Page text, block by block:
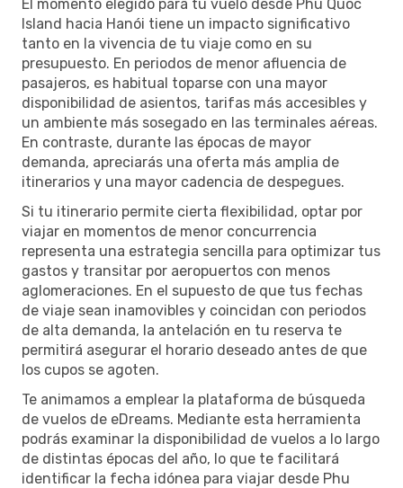
El momento elegido para tu vuelo desde Phu Quoc
Island hacia Hanói tiene un impacto significativo
tanto en la vivencia de tu viaje como en su
presupuesto. En periodos de menor afluencia de
pasajeros, es habitual toparse con una mayor
disponibilidad de asientos, tarifas más accesibles y
un ambiente más sosegado en las terminales aéreas.
En contraste, durante las épocas de mayor
demanda, apreciarás una oferta más amplia de
itinerarios y una mayor cadencia de despegues.
Si tu itinerario permite cierta flexibilidad, optar por
viajar en momentos de menor concurrencia
representa una estrategia sencilla para optimizar tus
gastos y transitar por aeropuertos con menos
aglomeraciones. En el supuesto de que tus fechas
de viaje sean inamovibles y coincidan con periodos
de alta demanda, la antelación en tu reserva te
permitirá asegurar el horario deseado antes de que
los cupos se agoten.
Te animamos a emplear la plataforma de búsqueda
de vuelos de eDreams. Mediante esta herramienta
podrás examinar la disponibilidad de vuelos a lo largo
de distintas épocas del año, lo que te facilitará
identificar la fecha idónea para viajar desde Phu